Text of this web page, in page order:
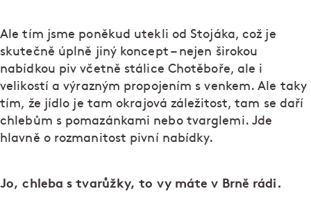
Ale tím jsme poněkud utekli od Stojáka, což je
skutečně úplně jiný koncept – nejen širokou
nabídkou piv včetně stálice Chotěboře, ale i
velikostí a výrazným propojením s venkem. Ale taky
tím, že jídlo je tam okrajová záležitost, tam se daří
chlebům s pomazánkami nebo tvarglemi. Jde
hlavně o rozmanitost pivní nabídky.
Jo, chleba s tvarůžky, to vy máte v Brně rádi.